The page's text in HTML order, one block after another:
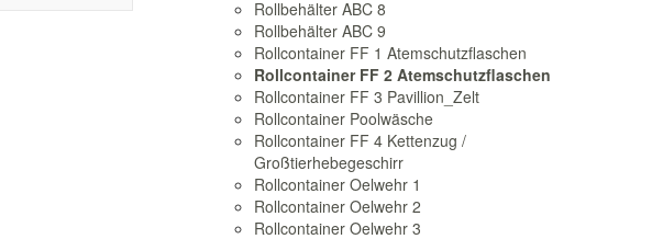
Rollbehälter ABC 8
Rollbehälter ABC 9
Rollcontainer FF 1 Atemschutzflaschen
Rollcontainer FF 2 Atemschutzflaschen
Rollcontainer FF 3 Pavillion_Zelt
Rollcontainer Poolwäsche
Rollcontainer FF 4 Kettenzug /
Großtierhebegeschirr
Rollcontainer Oelwehr 1
Rollcontainer Oelwehr 2
Rollcontainer Oelwehr 3